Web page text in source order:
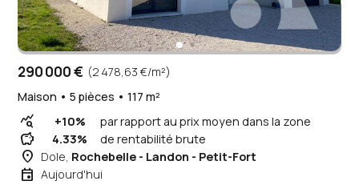
290 000 € (2 478,63 €/m²)
Maison • 5 pièces • 117 m²
query_stats +10% par rapport au prix moyen dans la zone
savings 4.33% de rentabilité brute
place Dole, Rochebelle - Landon - Petit-Fort
event Aujourd'hui